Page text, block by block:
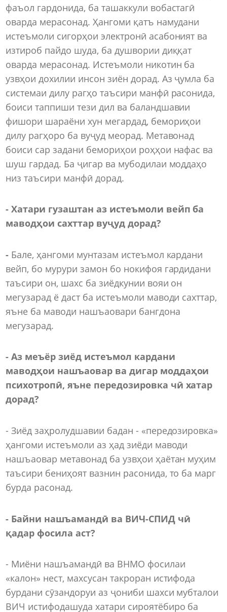
фаъол гардонида, ба ташаккули вобастагӣ
оварда мерасонад. Ҳангоми қатъ намудани
истеъмоли сигорҳои электронӣ асабоният ва
изтироб пайдо шуда, ба душвории диққат
оварда мерасонад. Истеъмоли никотин ба
узвҳои дохилии инсон зиён дорад. Аз ҷумла ба
системаи дилу рагҳо таъсири манфӣ расонида,
боиси таппиши тези дил ва баландшавии
фишори шараёни хун мегардад, бемориҳои
дилу рагҳоро ба вуҷуд меорад. Метавонад
боиси сар задани бемориҳои роҳҳои нафас ва
шуш гардад. Ба ҷигар ва мубодилаи моддаҳо
низ таъсири манфӣ дорад.
- Хатари гузаштан аз истеъмоли вейп ба
маводҳои сахттар вуҷуд дорад?
- Бале, ҳангоми мунтазам истеъмол кардани
вейп, бо мурури замон бо нокифоя гардидани
таъсири он, шахс ба зиёдкунии вояи он
мегузарад ё даст ба истеъмоли маводи сахттар,
яъне ба маводи нашъаовари бангдона
мегузарад.
- Аз меъёр зиёд истеъмол кардани
маводҳои нашъаовар ва дигар моддаҳои
психотропӣ, яъне передозировка чӣ хатар
дорад?
- Зиёд заҳролудшавии бадан - «передозировка»
ҳангоми истеъмоли аз ҳад зиёди маводи
нашъаовар метавонад ба узвҳои ҳаётан муҳим
таъсири бениҳоят вазнин расонида, то ба марг
бурда расонад.
- Байни нашъамандӣ ва ВИЧ-СПИД чӣ
қадар фосила аст?
- Миёни нашъамандӣ ва ВНМО фосилаи
«калон» нест, махсусан такроран истифода
бурдани сӯзандоруи аз ҷониби шахси мубталои
ВИЧ истифодашуда хатари сироятёбиро ба